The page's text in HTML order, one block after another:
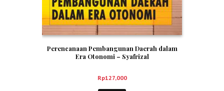
Perencanaan Pembangunan Daerah dalam
Era Otonomi – Syafrizal
Rp127,000